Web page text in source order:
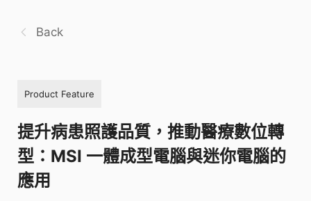
Back
Product Feature
提升病患照護品質，推動醫療數位轉
型：MSI 一體成型電腦與迷你電腦的
應用